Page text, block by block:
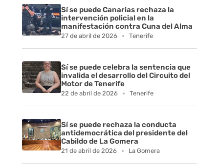
a
d
e
s
q
u
e
m
Sí se puede Canarias rechaza la
intervención policial en la
manifestación contra Cuna del Alma
27 de abril de 2026 Tenerife
Sí se puede celebra la sentencia que
invalida el desarrollo del Circuito del
Motor de Tenerife
22 de abril de 2026 Tenerife
Sí se puede rechaza la conducta
antidemocrática del presidente del
Cabildo de La Gomera
21 de abril de 2026 La Gomera